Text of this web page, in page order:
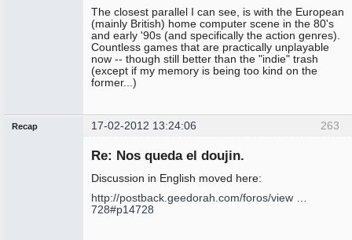
The closest parallel I can see, is with the European
(mainly British) home computer scene in the 80's
and early '90s (and specifically the action genres).
Countless games that are practically unplayable
now -- though still better than the "indie" trash
(except if my memory is being too kind on the
former...)
263
Recap 17-02-2012 13:24:06
Re: Nos queda el doujin.
Discussion in English moved here:
http://postback.geedorah.com/foros/view …
728#p14728